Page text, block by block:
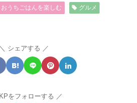
おうちごはんを楽しむ
グルメ
シェアする
をフォローする